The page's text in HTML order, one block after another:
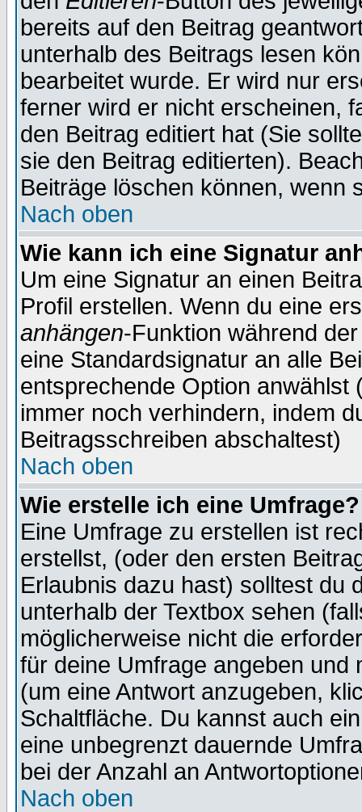
bereits auf den Beitrag
unterhalb des Beitrags lesen
bearbeitet wurde. Er wird nur
ferner wird er nicht erscheinen,
den Beitrag editiert hat (Sie
sie den Beitrag editierten).
Beiträge löschen können, wenn
Nach oben
Wie kann ich eine Signatur
Um eine Signatur an einen
Profil erstellen. Wenn du eine
anhängen-Funktion während
eine Standardsignatur an alle
entsprechende Option anwählst
immer noch verhindern, indem
Beitragsschreiben abschaltest)
Nach oben
Wie erstelle ich eine Umfrage?
Eine Umfrage zu erstellen ist
erstellst, (oder den ersten
Erlaubnis dazu hast) solltest du
unterhalb der Textbox sehen
möglicherweise nicht die
für deine Umfrage angeben und
(um eine Antwort anzugeben,
Schaltfläche. Du kannst auch
eine unbegrenzt dauernde
bei der Anzahl an
Nach oben